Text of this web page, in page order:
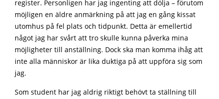
register. Personligen har jag ingenting att dölja – förutom
möjligen en äldre anmärkning på att jag en gång kissat
utomhus på fel plats och tidpunkt. Detta är emellertid
något jag har svårt att tro skulle kunna påverka mina
möjligheter till anställning. Dock ska man komma ihåg att
inte alla människor är lika duktiga på att uppföra sig som
jag.
Som student har jag aldrig riktigt behövt ta ställning till